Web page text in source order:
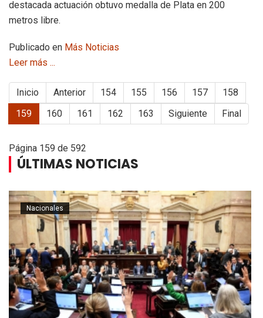
destacada actuación obtuvo medalla de Plata en 200
metros libre.
Publicado en Más Noticias
Leer más ...
Inicio Anterior 154 155 156 157
158
159
160 161 162 163 Siguiente Final
Página 159 de 592
ÚLTIMAS NOTICIAS
Nacionales